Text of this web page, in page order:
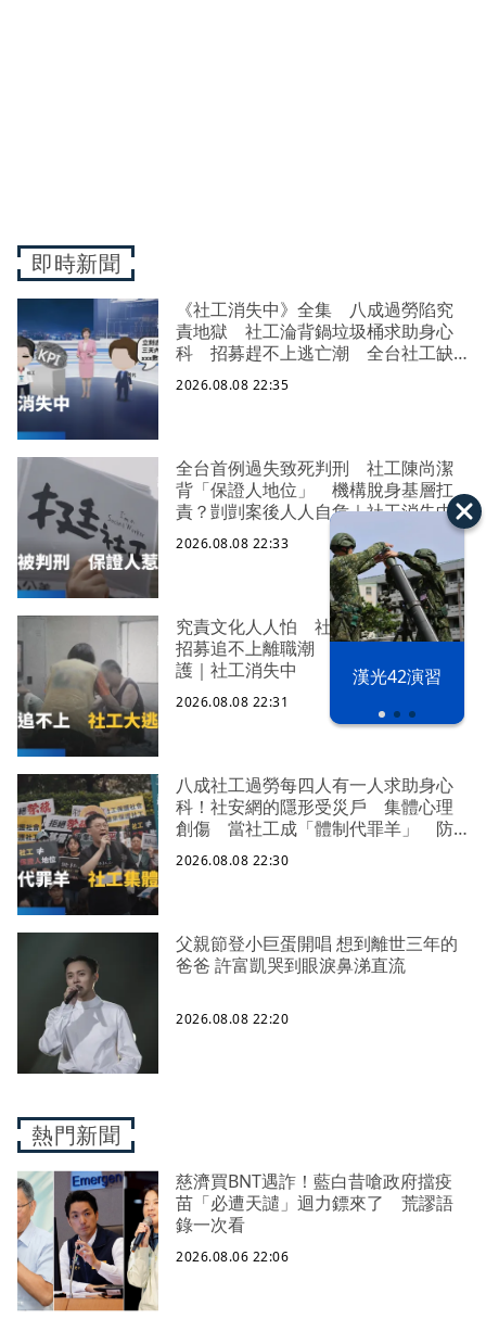
漢光42演習
即時新聞
《社工消失中》全集 八成過勞陷究
責地獄 社工淪背鍋垃圾桶求助身心
科 招募趕不上逃亡潮 全台社工缺
口警報 揭薪資回捐黑幕 血汗錢遭
剝削
2026.08.08 22:35
全台首例過失致死判刑 社工陳尚潔
背「保證人地位」 機構脫身基層扛
責？剴剴案後人人自危｜社工消失中
2026.08.08 22:33
究責文化人人怕 社福缺口拉警報
招募追不上離職潮 低薪過勞誰來守
護｜社工消失中
2026.08.08 22:31
八成社工過勞每四人有一人求助身心
科！社安網的隱形受災戶 集體心理
創傷 當社工成「體制代罪羊」 防
禦性社工不敢多做無奈趨勢？耗竭殆
盡下的社安網危機｜社工消失中
2026.08.08 22:30
父親節登小巨蛋開唱 想到離世三年的
爸爸 許富凱哭到眼淚鼻涕直流
2026.08.08 22:20
熱門新聞
慈濟買BNT遇詐！藍白昔嗆政府擋疫
苗「必遭天譴」迴力鏢來了 荒謬語
錄一次看
2026.08.06 22:06